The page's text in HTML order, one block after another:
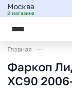
Москва
2 магазина
Главная
Фаркоп
XC90